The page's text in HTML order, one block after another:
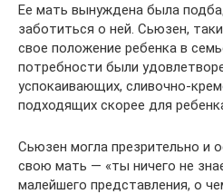
Ее мать вынуждена была
заботиться о ней. Сьюзен,
свое положение ребенка в
потребности были
успокаивающих, сливочно-
подходящих скорее для
Сьюзен могла презрительно и
свою мать — «ты ничего не
малейшего представления, о